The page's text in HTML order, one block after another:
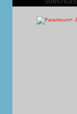
SONSTIGES